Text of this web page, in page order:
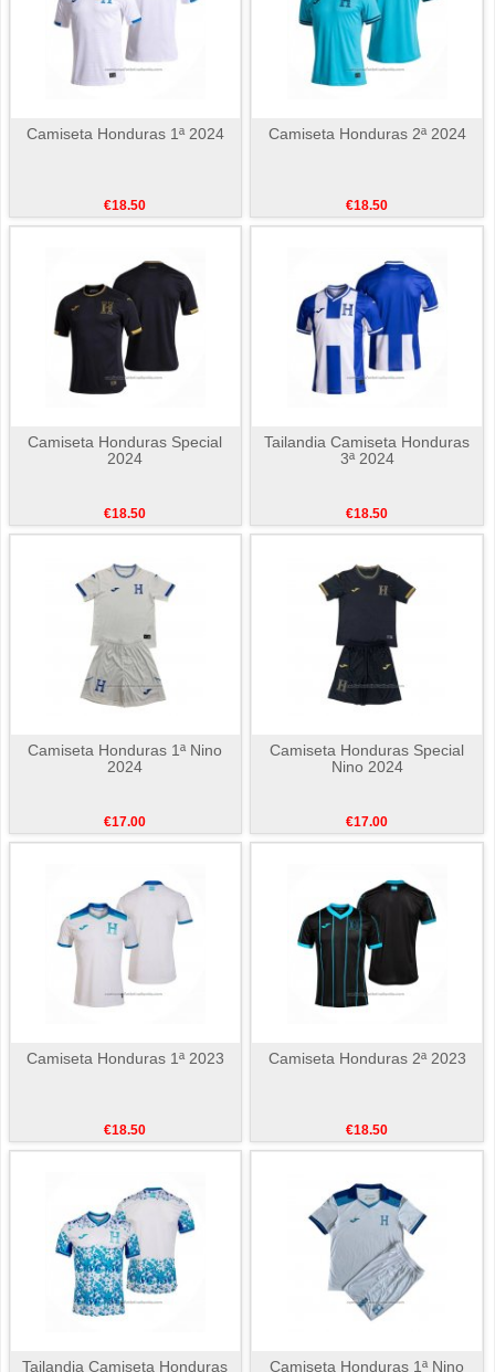
Camiseta Honduras 1ª 2024
€18.50
Camiseta Honduras 2ª 2024
€18.50
Camiseta Honduras Special
2024
€18.50
Tailandia Camiseta Honduras
3ª 2024
€18.50
Camiseta Honduras 1ª Nino
2024
€17.00
Camiseta Honduras Special
Nino 2024
€17.00
Camiseta Honduras 1ª 2023
€18.50
Camiseta Honduras 2ª 2023
€18.50
Tailandia Camiseta Honduras
Camiseta Honduras 1ª Nino